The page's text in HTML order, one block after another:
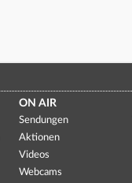
ON AIR
Sendungen
Aktionen
Videos
Webcams